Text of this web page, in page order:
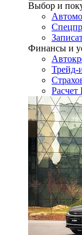
Выбор и
Финансы и
Трейд-